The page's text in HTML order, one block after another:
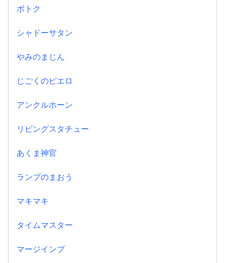
ボトク
シャドーサタン
やみのまじん
じごくのピエロ
アンクルホーン
リビングスタチュー
あくま神官
ランプのまおう
マキマキ
タイムマスター
マージインプ